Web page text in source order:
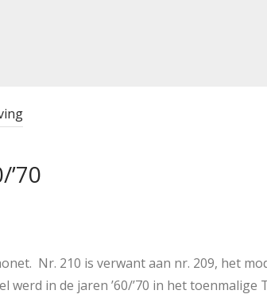
Nr. 210 is verwant aan nr. 209, het
in de jaren ’60/’70 in het toenmalige